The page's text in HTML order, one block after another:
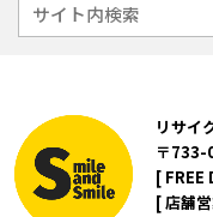
リサイ
〒733-
[ FREE
[ 店舗